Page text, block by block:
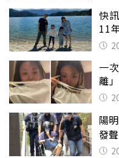
快
11
一
離
看
陽
發